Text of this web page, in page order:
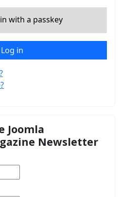
with a passkey
Log in
Joomla
Newsletter